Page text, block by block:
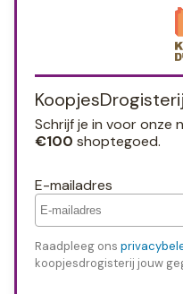
Schrijf je in voor onze
€100 shoptegoed.
E-mailadres
Raadpleeg ons
koopjesdrogisterij jouw